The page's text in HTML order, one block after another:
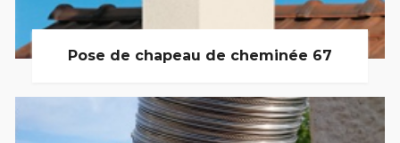
Pose de chapeau de cheminée 67